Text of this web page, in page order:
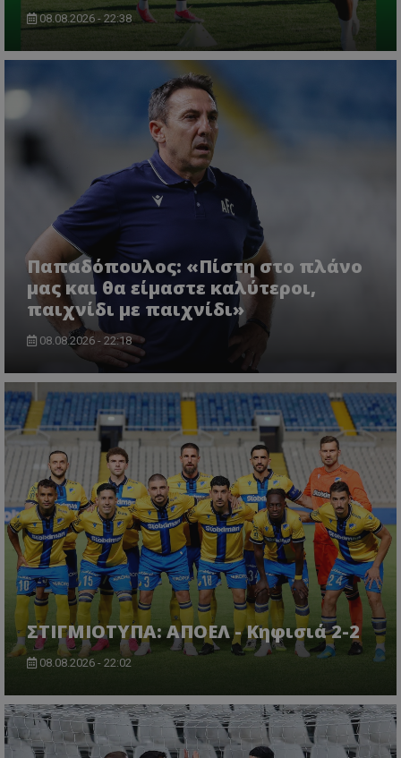
08.08.2026 - 22:38
Παπαδόπουλος: «Πίστη στο πλάνο
μας και θα είμαστε καλύτεροι,
παιχνίδι με παιχνίδι»
08.08.2026 - 22:18
ΣΤΙΓΜΙΟΤΥΠΑ: ΑΠΟΕΛ - Κηφισιά 2-2
08.08.2026 - 22:02